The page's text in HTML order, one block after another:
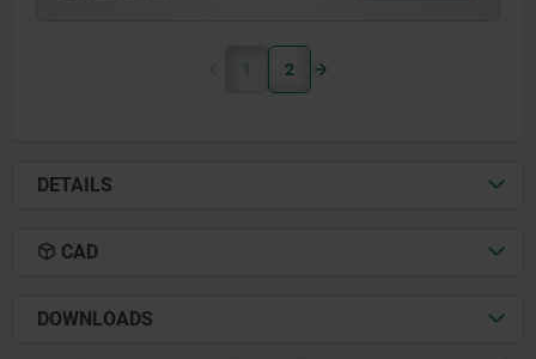
1 2
DETAILS
CAD
DOWNLOADS